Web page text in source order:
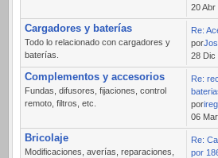
Ver
último
20 Abr
Cargadores y baterías
Todo lo relacionado con cargadores y
baterías.
Re:
por
Ver
último
28 Dic
Complementos y accesorios
Fundas, difusores, fijaciones, control
remoto, filtros, etc.
Re:
por
Ver
último
06
Bricolaje
Modificaciones, averías, reparaciones,
Re:
por